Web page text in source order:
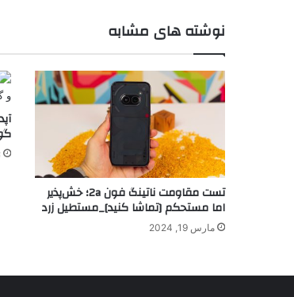
نوشته های مشابه
تست مقاومت ناتینگ فون 2a؛ خش‌پذیر
اما مستحکم [تماشا کنید]_مستطیل زرد
مارس 19, 2024